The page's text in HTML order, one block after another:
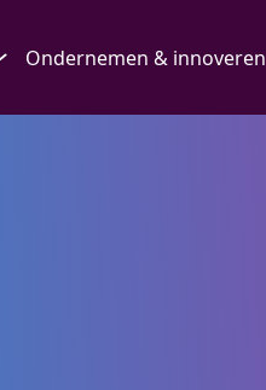
Ondernemen & innoveren